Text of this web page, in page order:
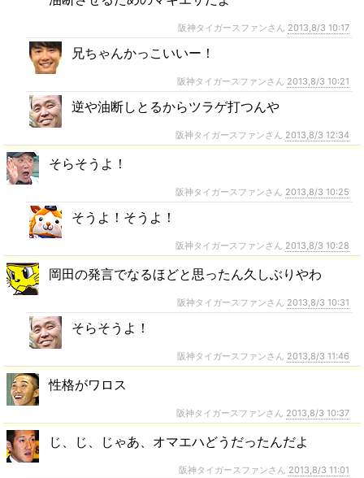
阪神タイガースファンさん 2013,8/3 10:17
兄ちゃんかっこいいー！
阪神タイガースファンさん 2013,8/3 10:21
逆や油断しとるからツラゲ打つんや
阪神タイガースファンさん 2013,8/3 12:34
そらそうよ！
阪神タイガースファンさん 2013,8/3 10:25
そうよ！そうよ！
阪神タイガースファンさん 2013,8/3 10:28
岡田の発言でなるほどと思ったん久しぶりやわ
阪神タイガースファンさん 2013,8/3 10:31
そらそうよ！
阪神タイガースファンさん 2013,8/3 11:46
性格がワロス
阪神タイガースファンさん 2013,8/3 10:37
じ、じ、じゃあ、オマエハどうだったんだよ
阪神タイガースファンさん 2013,8/3 11:01